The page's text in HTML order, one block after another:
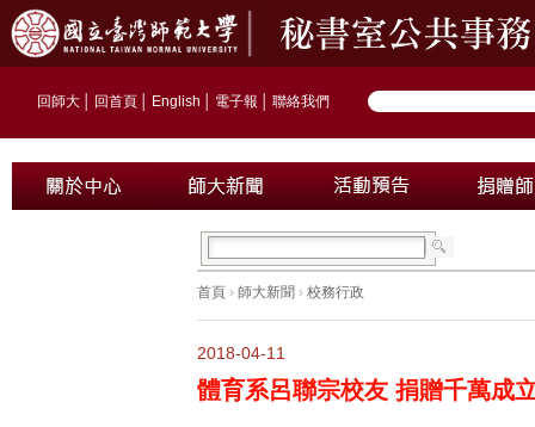
回師大 回首頁 English 電子報 聯絡我們
首頁 › 師大新聞 › 校務行政
2018-04-11
體育系呂聯宗校友 捐贈千萬成